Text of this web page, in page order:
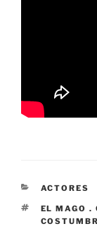
ACTORES
EL MAGO .